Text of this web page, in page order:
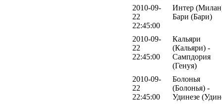
2010-09-
22
22:45:00
Интер
Бари (Бари)
2010-09-
22
22:45:00
Кальяри
(Кальяри) -
Сампдория
(Генуя)
2010-09-
22
22:45:00
Болонья
(Болонья) -
Удинезе